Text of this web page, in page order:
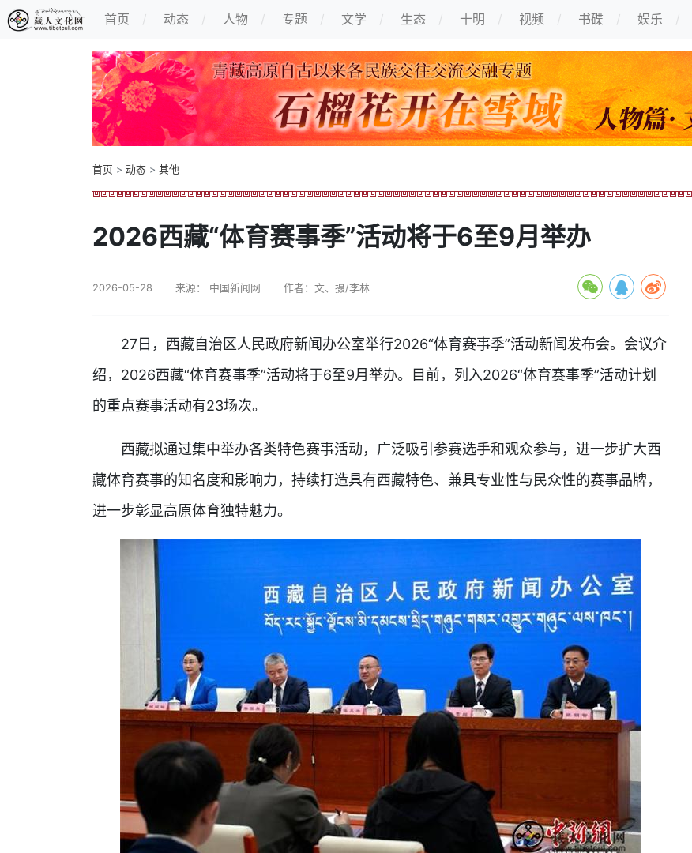
首页 动态 人物 专题 文学 生态 十明 视频 书碟 娱乐
首页 > 动态 > 其他
2026西藏“体育赛事季”活动将于6至9月举办
2026-05-28 来源： 中国新闻网 作者：文、摄/李林
27日，西藏自治区人民政府新闻办公室举行2026“体育赛事季”活动新闻发布会。会议介
绍，2026西藏“体育赛事季”活动将于6至9月举办。目前，列入2026“体育赛事季”活动计划
的重点赛事活动有23场次。
西藏拟通过集中举办各类特色赛事活动，广泛吸引参赛选手和观众参与，进一步扩大西
藏体育赛事的知名度和影响力，持续打造具有西藏特色、兼具专业性与民众性的赛事品牌，
进一步彰显高原体育独特魅力。